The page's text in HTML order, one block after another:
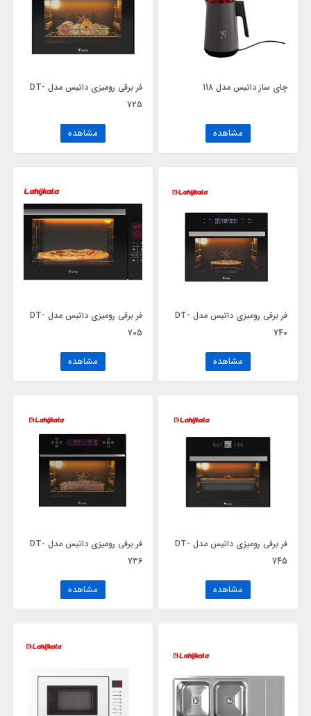
چای ساز داتیس مدل 118
مشاهده
فر برقی رومیزی داتیس مدل DT-
725
مشاهده
فر برقی رومیزی داتیس مدل DT-
740
مشاهده
فر برقی رومیزی داتیس مدل DT-
705
مشاهده
فر برقی رومیزی داتیس مدل DT-
745
مشاهده
فر برقی رومیزی داتیس مدل DT-
736
مشاهده